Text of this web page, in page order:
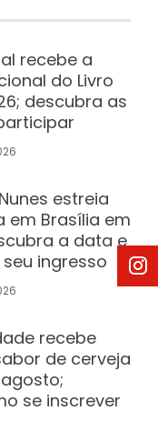
recebe a
do Livro
descubra as
estreia
em Brasília em
a data e
ingresso
recebe
de cerveja
se inscrever